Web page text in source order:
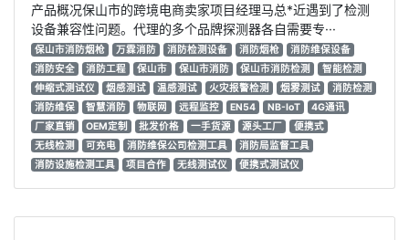
产品概况保山市的跨境电商卖家项目经理马总*近遇到了检测
设备兼容性问题。代理的多个品牌探测器各自需要专···
保山市消防烟枪 万霖消防 消防检测设备 消防烟枪
消防维保设备
消防安全
消防工程 保山市 保山市消防 保山市消防检测
智能检测
伸缩式测试仪
烟感测试 温感测试 火灾报警检测 烟雾测试
消防检测
消防维保
智慧消防 物联网 远程监控 EN54 NB-IoT
4G通讯
厂家直销
OEM定制 批发价格 一手货源 源头工厂
便携式
无线检测
可充电 消防维保公司检测工具
消防局监督工具
消防设施检测工具
项目合作 无线测试仪 便携式测试仪